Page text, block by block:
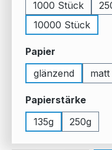
1000 Stück
10000 Stück
Papier
glänzend
matt
Papierstärke
135g
250g